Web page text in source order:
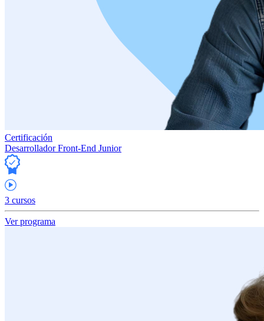
Certificación
Desarrollador Front-End Junior
3 cursos
Ver programa